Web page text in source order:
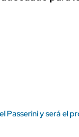
Passerini y será el